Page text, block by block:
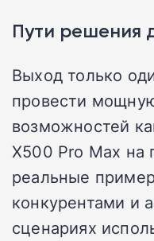
Пути решения
Выход только
провести
возможностей
X500 Pro Max на
реальные
конкурентами и
сценариях